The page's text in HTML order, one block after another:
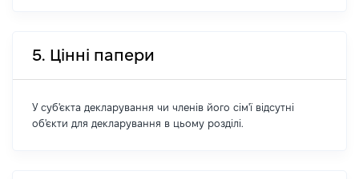
5. Цінні папери
У суб'єкта декларування чи членів його сім'ї відсутні
об'єкти для декларування в цьому розділі.